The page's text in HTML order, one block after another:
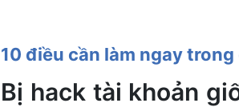
10 điều cần làm ngay
Bị hack tài khoản